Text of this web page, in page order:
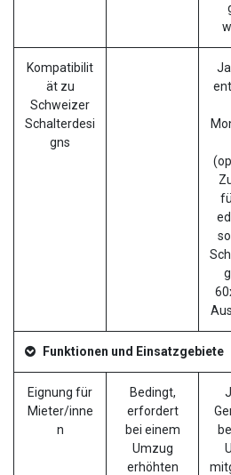
Kompatibilit
ät zu
Schweizer
Schalterdesi
gns
Funktionen und Einsatzgebiete
Eignung für
Mieter/inne
n
Bedingt,
erfordert
bei einem
Umzug
erhöhten